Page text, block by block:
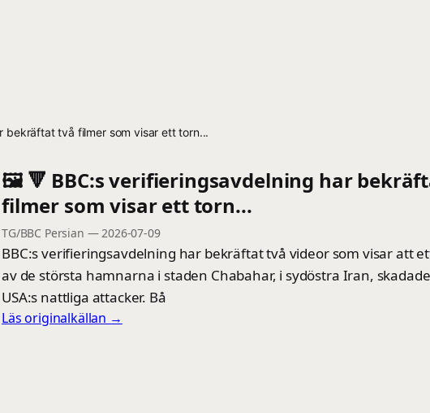
två filmer som visar ett torn...
🖼 🔻 BBC:s verifieringsavdelning har
filmer som visar ett torn...
TG/BBC Persian —2026-07-09
BBC:s verifieringsavdelning har bekräftat två videor som visar att
av de största hamnarna i staden Chabahar, i sydöstra Iran,
USA:s nattliga attacker. Bå
Läs originalkällan →